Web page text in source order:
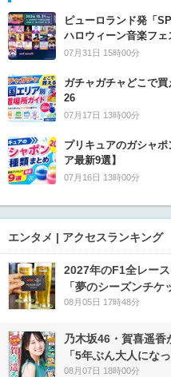
ピューロランド発「
ハロウィーン音楽フェ
07月31日 15時00分
ガチャガチャどこで
26
07月17日 13時00分
プリキュアのガシャ
ア最新9選】
07月16日 13時00分
エンタメ | アクセスランキング
2027年のF1全レー
「夢のシーズンチケ
08月05日 17時48分
乃木坂46・賀喜遥香
「5年ぶん大人にな
08月07日 18時00分